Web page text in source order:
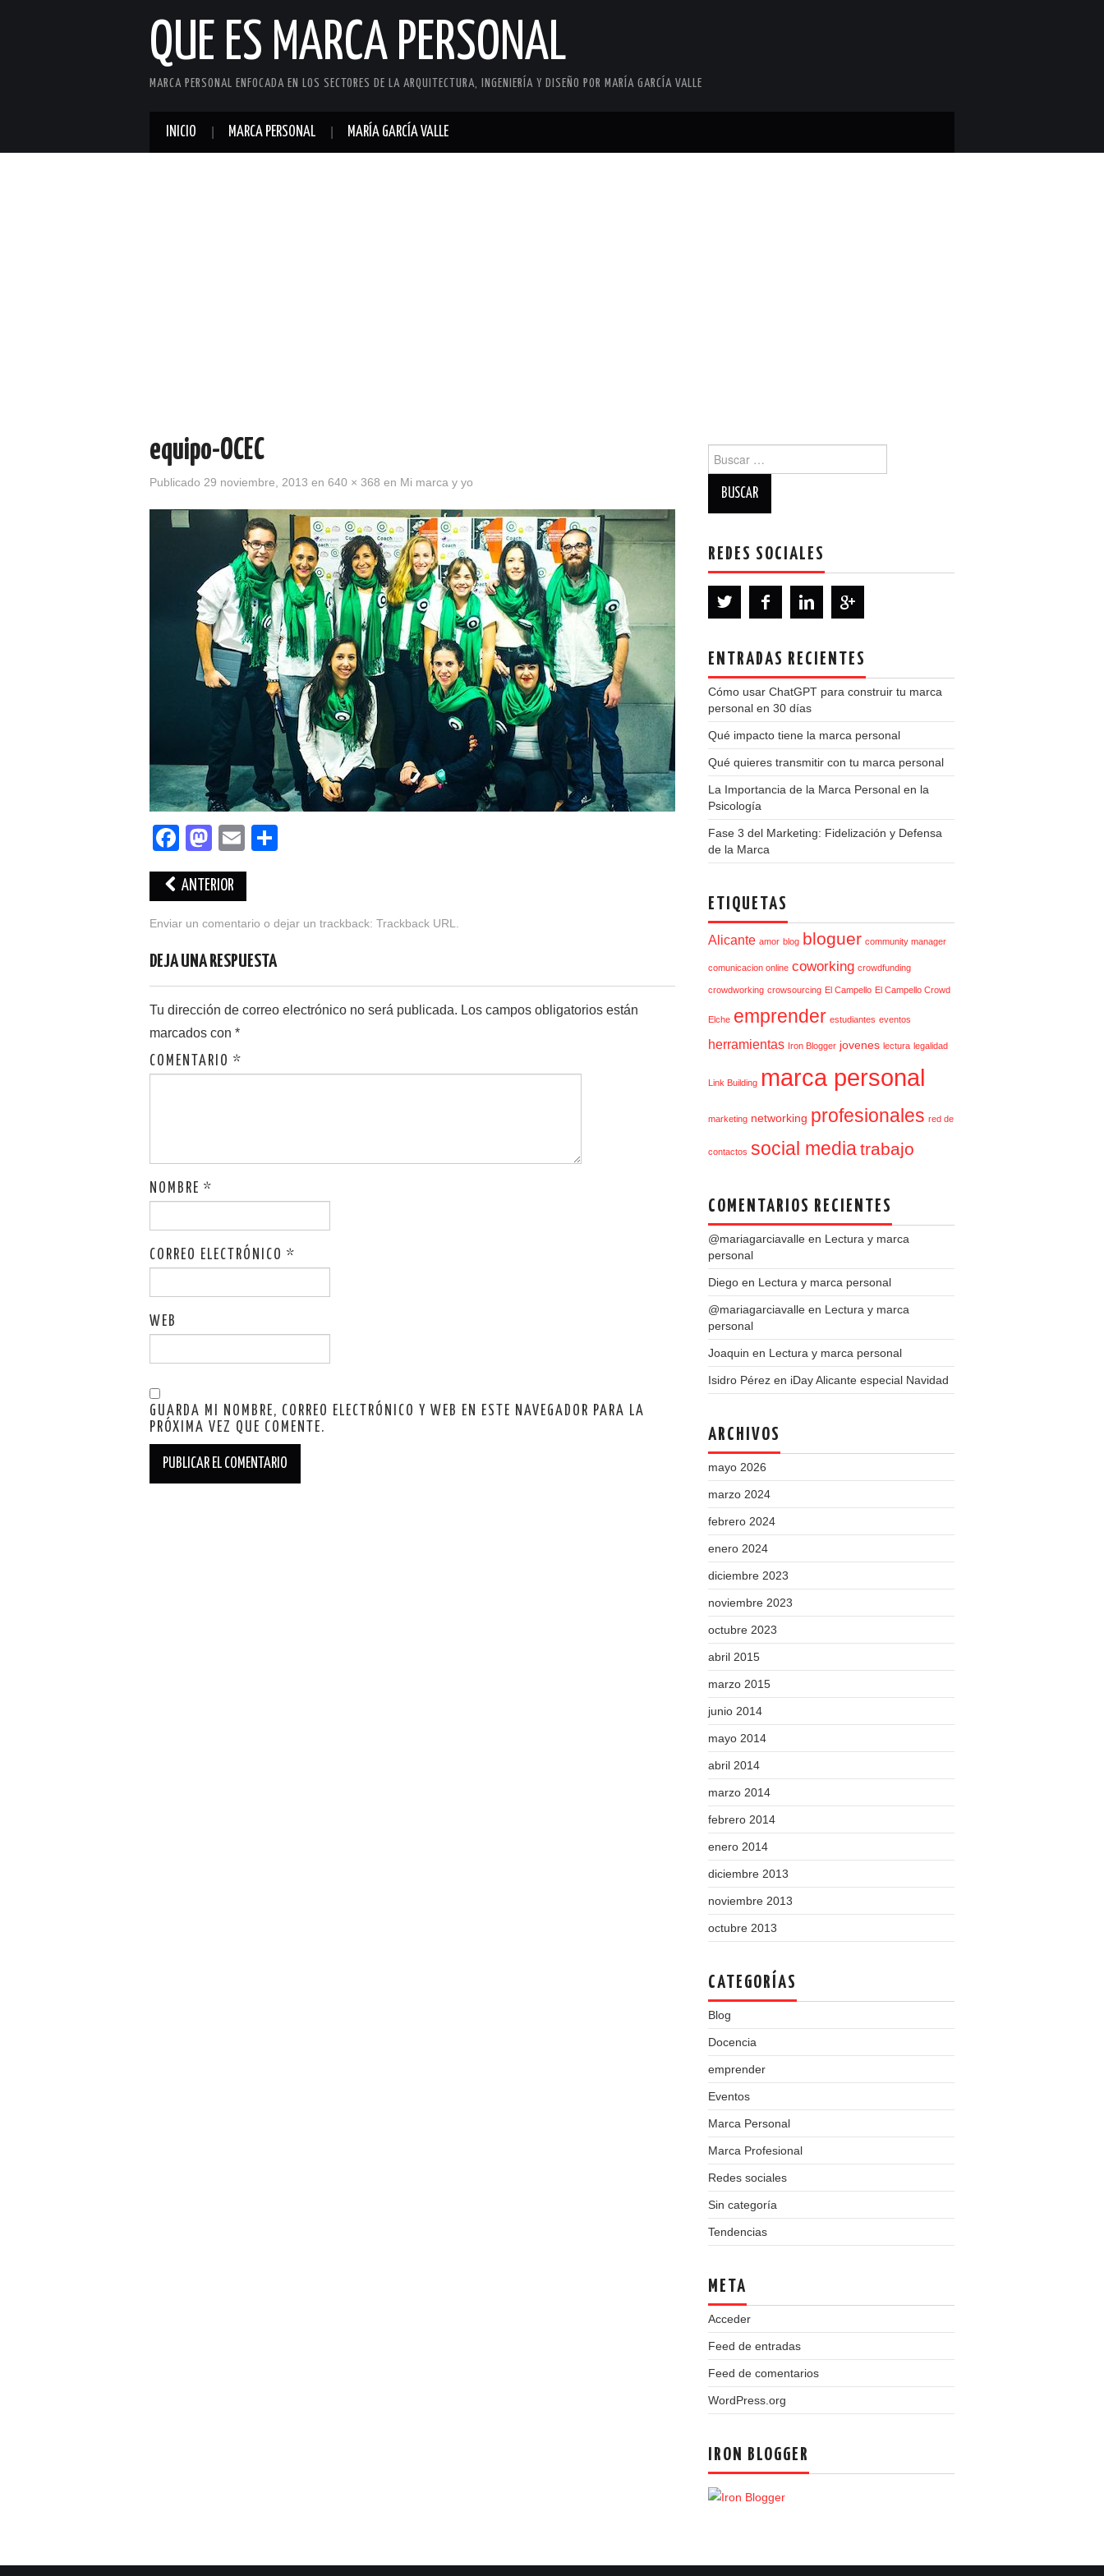
QUE ES MARCA PERSONAL
MARCA PERSONAL ENFOCADA EN LOS SECTORES DE LA ARQUITECTURA, INGENIERÍA Y DISEÑO POR MARÍA GARCÍA VALLE
INICIO MARCA PERSONAL MARÍA GARCÍA VALLE
equipo-OCEC
Publicado 29 noviembre, 2013 en 640 × 368 en Mi marca y yo
F
a
c
e
o
o
k
M
a
st
o
o
n
E
m
p
ANTERIOR
Enviar un comentario o dejar un trackback: Trackback URL
DEJA UNA RESPUESTA
Tu dirección de correo electrónico no será publicada. Los campos obligatorios están
marcados con *
COMENTARIO *
NOMBRE *
CORREO ELECTRÓNICO *
WEB
GUARDA MI NOMBRE, CORREO ELECTRÓNICO Y WEB EN ESTE NAVEGADOR PARA LA
PRÓXIMA VEZ QUE COMENTE.
REDES SOCIALES
ENTRADAS RECIENTES
Cómo usar ChatGPT para construir tu marca
personal en 30 días
Qué impacto tiene la marca personal
Qué quieres transmitir con tu marca personal
La Importancia de la Marca Personal en la
Psicología
Fase 3 del Marketing: Fidelización y Defensa
de la Marca
ETIQUETAS
Alicante amor blog bloguer community manager
comunicacion online coworking crowdfunding
crowdworking crowsourcing El Campello El Campello Crowd
Elche emprender estudiantes eventos
herramientas Iron Blogger jovenes lectura legalidad
Link Building marca personal
marketing networking profesionales red de
contactos social mediatrabajo
COMENTARIOS RECIENTES
@mariagarciavalle en Lectura y marca
personal
Diego en Lectura y marca personal
@mariagarciavalle en Lectura y marca
personal
Joaquin en Lectura y marca personal
Isidro Pérez en iDay Alicante especial Navidad
ARCHIVOS
mayo 2026
marzo 2024
febrero 2024
enero 2024
diciembre 2023
noviembre 2023
octubre 2023
abril 2015
marzo 2015
junio 2014
mayo 2014
abril 2014
marzo 2014
febrero 2014
enero 2014
diciembre 2013
noviembre 2013
octubre 2013
CATEGORÍAS
Blog
Docencia
emprender
Eventos
Marca Personal
Marca Profesional
Redes sociales
Sin categoría
Tendencias
META
Acceder
Feed de entradas
Feed de comentarios
WordPress.org
IRON BLOGGER